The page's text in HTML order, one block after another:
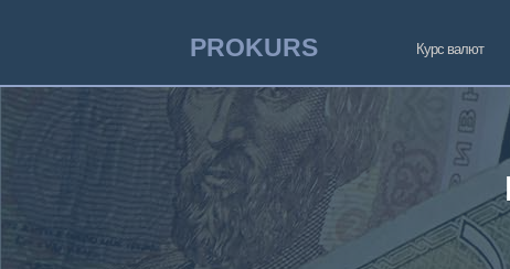
PROKURS Курс валют